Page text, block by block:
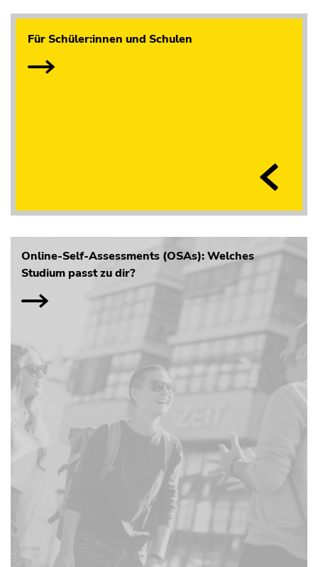
Für Schüler:innen und Schulen
Online-Self-Assessments (OSAs): Welches
Studium passt zu dir?